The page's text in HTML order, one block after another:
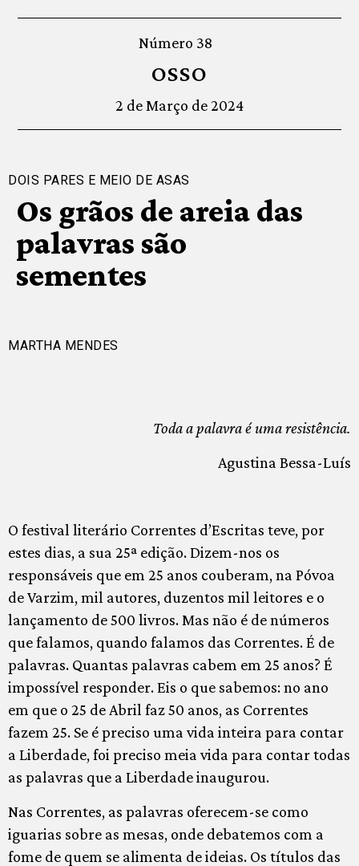
Número 38
OSSO
2 de Março de 2024
DOIS PARES E MEIO DE ASAS
Os grãos de areia das
palavras são
sementes
MARTHA MENDES
Toda a palavra é uma resistência.
Agustina Bessa-Luís
O festival literário Correntes d’Escritas teve, por
estes dias, a sua 25ª edição. Dizem-nos os
responsáveis que em 25 anos couberam, na Póvoa
de Varzim, mil autores, duzentos mil leitores e o
lançamento de 500 livros. Mas não é de números
que falamos, quando falamos das Correntes. É de
palavras. Quantas palavras cabem em 25 anos? É
impossível responder. Eis o que sabemos: no ano
em que o 25 de Abril faz 50 anos, as Correntes
fazem 25. Se é preciso uma vida inteira para contar
a Liberdade, foi preciso meia vida para contar todas
as palavras que a Liberdade inaugurou.
Nas Correntes, as palavras oferecem-se como
iguarias sobre as mesas, onde debatemos com a
fome de quem se alimenta de ideias. Os títulos das